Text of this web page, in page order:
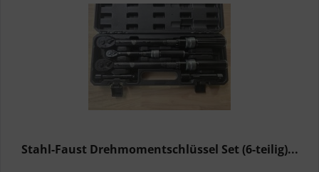
Stahl-Faust Drehmomentschlüssel Set (6-teilig)...